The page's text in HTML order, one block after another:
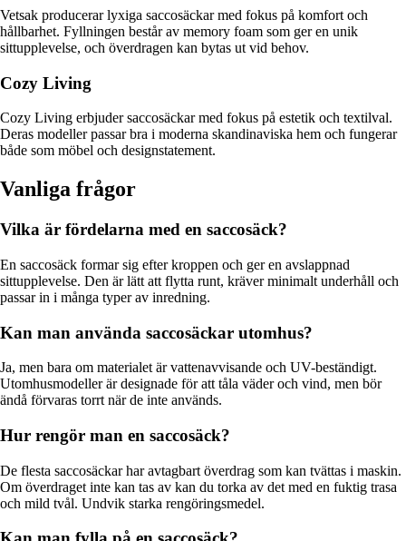
Vetsak producerar lyxiga saccosäckar med fokus på komfort och
hållbarhet. Fyllningen består av memory foam som ger en unik
sittupplevelse, och överdragen kan bytas ut vid behov.
Cozy Living
Cozy Living erbjuder saccosäckar med fokus på estetik och textilval.
Deras modeller passar bra i moderna skandinaviska hem och fungerar
både som möbel och designstatement.
Vanliga frågor
Vilka är fördelarna med en saccosäck?
En saccosäck formar sig efter kroppen och ger en avslappnad
sittupplevelse. Den är lätt att flytta runt, kräver minimalt underhåll och
passar in i många typer av inredning.
Kan man använda saccosäckar utomhus?
Ja, men bara om materialet är vattenavvisande och UV-beständigt.
Utomhusmodeller är designade för att tåla väder och vind, men bör
ändå förvaras torrt när de inte används.
Hur rengör man en saccosäck?
De flesta saccosäckar har avtagbart överdrag som kan tvättas i maskin.
Om överdraget inte kan tas av kan du torka av det med en fuktig trasa
och mild tvål. Undvik starka rengöringsmedel.